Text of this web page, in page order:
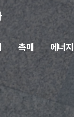
촉매 에너